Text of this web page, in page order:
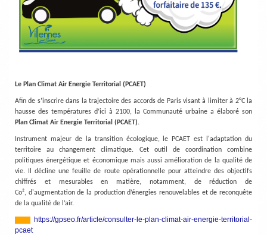
Le Plan Climat Air Energie Territorial (PCAET)
Afin de s’inscrire dans la trajectoire des accords de Paris visant à limiter à 2°C la
hausse des températures d’ici à 2100, la Communauté urbaine a élaboré son
Plan Climat Air Energie Territorial (PCAET).
Instrument majeur de la transition écologique, le PCAET est l'adaptation du
territoire au changement climatique. Cet outil de coordination combine
politiques énergétique et économique mais aussi amélioration de la qualité de
vie. Il décline une feuille de route opérationnelle pour atteindre des objectifs
chiffrés et mesurables en matière, notamment, de réduction de
Co², d'augmentation de la production d’énergies renouvelables et de reconquête
de la qualité de l’air.
https://gpseo.fr/article/consulter-le-plan-climat-air-energie-territorial-
pcaet